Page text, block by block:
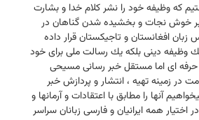
كه وظیفه خود را نشر كلام خدا و بشارت
خوش نجات و بخشیده شدن گناهان در
زبان افغانستان و تاجیكستان قرار داده
وظیفه دینی بلكه یك رسالت ملی برای خود
حرفه ای اما مستقل خبر رسانی مسیحی
در زمینه تهیه ، انتشار و پردازش خبر
آنها را مطابق با اعتقادات و آرمانها و
همه ایرانیان و فارسی زبانان سراسر